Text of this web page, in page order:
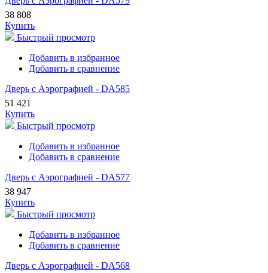
38 808
Купить
Быстрый просмотр
Добавить в избранное
Добавить в сравнение
Дверь с Аэрографией - DA585
51 421
Купить
Быстрый просмотр
Добавить в избранное
Добавить в сравнение
Дверь с Аэрографией - DA577
38 947
Купить
Быстрый просмотр
Добавить в избранное
Добавить в сравнение
Дверь с Аэрографией - DA568